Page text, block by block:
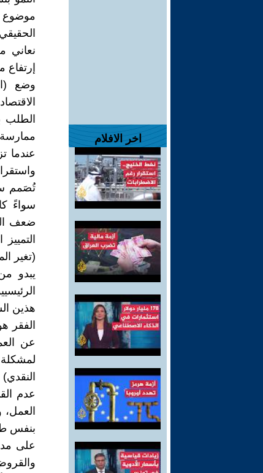
اخر الافلام
موضوع
نعاني
الطلب
عندما
تُصَمم
سواءً
ضعف
(تغير
يبدو
هذين
الفقر
عن
عدم
بنفس